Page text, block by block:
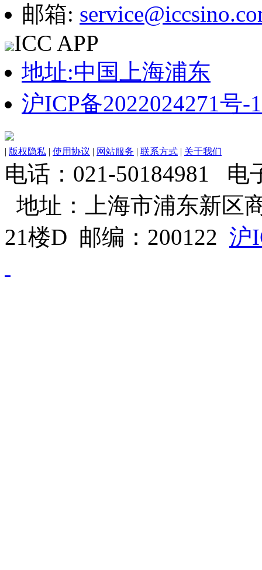
邮箱:
ICC APP
地址:中国上海浦东
沪ICP备2022024271号-1
| 版权隐私 | 使用协议 | 网站服务 | 联系方式 | 关于我们
电话：021-50184981 电
地址：上海市浦东新区
21楼D 邮编：200122 沪